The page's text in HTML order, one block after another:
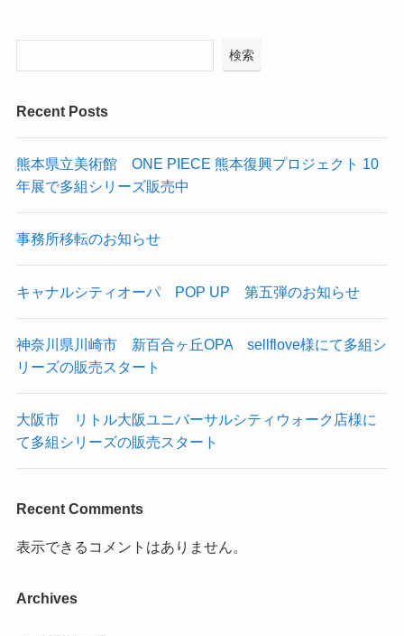
検索
Recent Posts
熊本県立美術館 ONE PIECE 熊本復興プロジェクト 10
年展で多組シリーズ販売中
事務所移転のお知らせ
キャナルシティオーパ POP UP 第五弾のお知らせ
神奈川県川崎市 新百合ヶ丘OPA sellflove様にて多組シ
リーズの販売スタート
大阪市 リトル大阪ユニバーサルシティウォーク店様に
て多組シリーズの販売スタート
Recent Comments
表示できるコメントはありません。
Archives